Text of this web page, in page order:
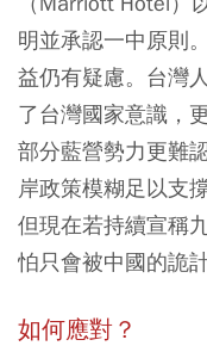
明並承認一中原則
益仍有疑慮。台灣
了台灣國家意識，
部分藍營勢力更難
岸政策模糊足以支
但現在若持續宣稱
怕只會被中國的詭
如何應對？